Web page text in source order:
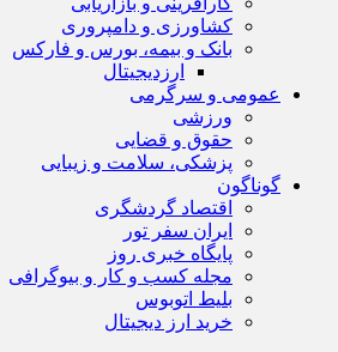
کشاورزی و دامپروری
بانک و بیمه، بورس و فارکس
ارزدیجیتال
عمومی و سرگرمی
ورزشی
حقوق و قضایی
پزشکی، سلامت و زیبایی
گوناگون
اقتصاد گردشگری
ایران سفر تور
پایگاه خبری روز
مجله کسب و کار و بیوگرافی
بلیط اتوبوس
خرید ارز دیجیتال